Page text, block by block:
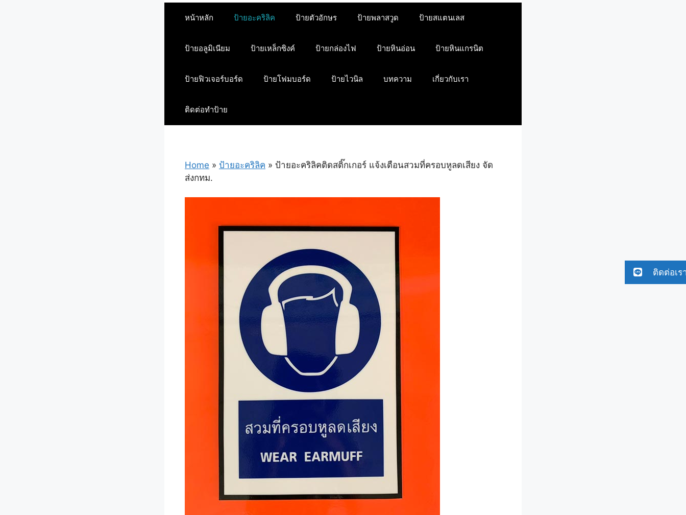
หน้าหลัก ป้ายอะคริลิค ป้ายตัวอักษร ป้ายพลาสวูด ป้ายสแตนเลส
ป้ายอลูมิเนียม ป้ายเหล็กซิงค์ ป้ายกล่องไฟ ป้ายหินอ่อน ป้ายหินแกรนิต
ป้ายฟิวเจอร์บอร์ด ป้ายโฟมบอร์ด ป้ายไวนิล บทความ เกี่ยวกับเรา
ติดต่อทำป้าย
Home » ป้ายอะคริลิค » ป้ายอะคริลิคติดสติ๊กเกอร์ แจ้งเตือนสวมที่ครอบหูลดเสียง จัด
ส่งกทม.
ติดต่อเร